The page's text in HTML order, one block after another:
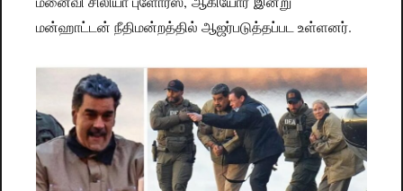
மன்ஹாட்டன் நீதிமன்றத்தில் ஆஜர்படுத்தப்பட உள்ளனர்.